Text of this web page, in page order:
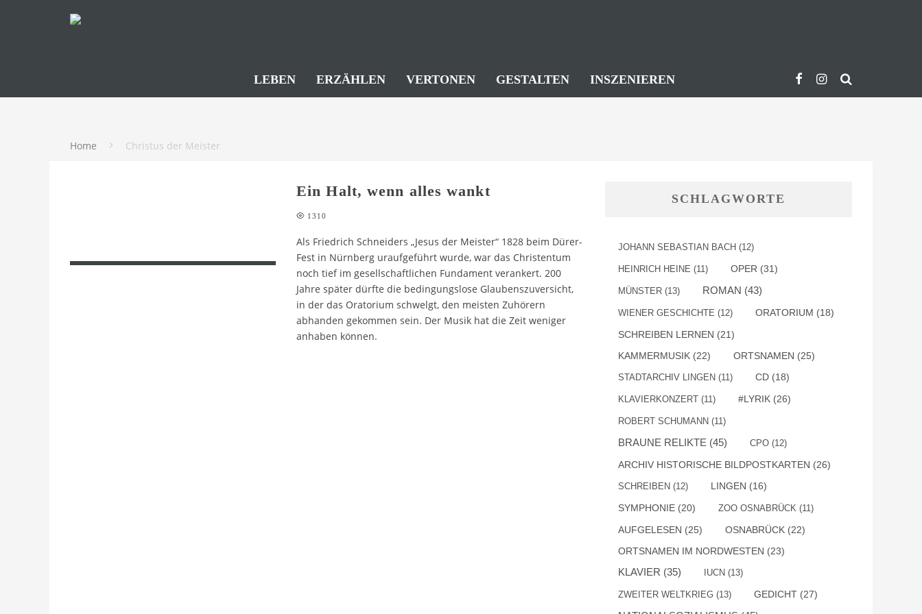
LEBEN ERZÄHLEN VERTONEN GESTALTEN INSZENIEREN
Home Christus der Meister
Ein Halt, wenn alles wankt
1310
Als Friedrich Schneiders „Jesus der Meister“ 1828 beim Dürer-
Fest in Nürnberg uraufgeführt wurde, war das Christentum
noch tief im gesellschaftlichen Fundament verankert. 200
Jahre später dürfte die bedingungslose Glaubenszuversicht,
in der das Oratorium schwelgt, den meisten Zuhörern
abhanden gekommen sein. Der Musik hat die Zeit weniger
anhaben können.
SCHLAGWORTE
JOHANN SEBASTIAN BACH (12)
HEINRICH HEINE (11) OPER (31)
MÜNSTER (13) ROMAN (43)
WIENER GESCHICHTE (12) ORATORIUM (18)
SCHREIBEN LERNEN (21)
KAMMERMUSIK (22) ORTSNAMEN (25)
STADTARCHIV LINGEN (11) CD (18)
KLAVIERKONZERT (11) #LYRIK (26)
ROBERT SCHUMANN (11)
BRAUNE RELIKTE (45) CPO (12)
ARCHIV HISTORISCHE BILDPOSTKARTEN (26)
SCHREIBEN (12) LINGEN (16)
SYMPHONIE (20) ZOO OSNABRÜCK (11)
AUFGELESEN (25) OSNABRÜCK (22)
ORTSNAMEN IM NORDWESTEN (23)
KLAVIER (35) IUCN (13)
ZWEITER WELTKRIEG (13) GEDICHT (27)